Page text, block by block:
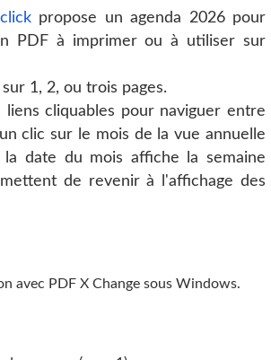
propose un agenda 2026 pour
PDF à imprimer ou à utiliser sur
1, 2, ou trois pages.
cliquables pour naviguer entre
clic sur le mois de la vue annuelle
date du mois affiche la semaine
de revenir à l'affichage des
avec PDF X Change sous Windows.